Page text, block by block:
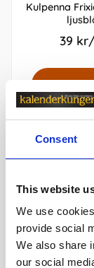
Consent
This website
We use
provide social
We also share
our social
Kulpenna
39